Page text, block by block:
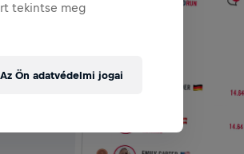
és
tekintse meg
Az Ön adatvédelmi jogai